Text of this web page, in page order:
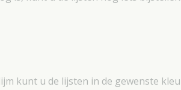
kunt u de lijsten in de gewenste